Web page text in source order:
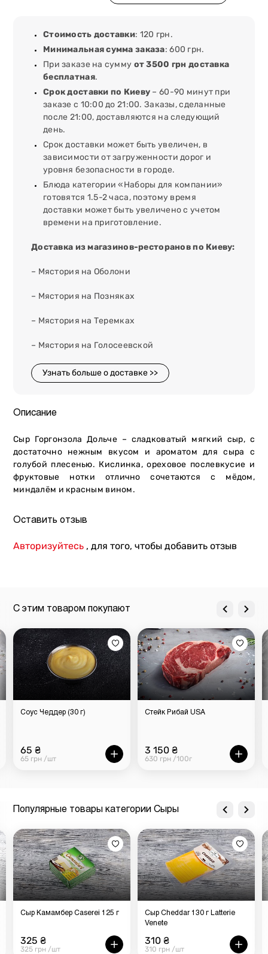
Стоимость доставки: 120 грн.
Минимальная сумма заказа: 600 грн.
При заказе на сумму от 3500 грн доставка
бесплатная.
Срок доставки по Киеву – 60-90 минут при
заказе с 10:00 до 21:00. Заказы, сделанные
после 21:00, доставляются на следующий
день.
Срок доставки может быть увеличен, в
зависимости от загруженности дорог и
уровня безопасности в городе.
Блюда категории «Наборы для компании»
готовятся 1.5-2 часа, поэтому время
доставки может быть увеличено с учетом
времени на приготовление.
Доставка из магазинов-ресторанов по Киеву:
– Мястория на Оболони
– Мястория на Позняках
– Мястория на Теремках
– Мястория на Голосеевской
Узнать больше о доставке >>
Описание
Сыр Горгонзола Дольче – сладковатый мягкий сыр, с
достаточно нежным вкусом и ароматом для сыра с
голубой плесенью. Кислинка, ореховое послевкусие и
фруктовые нотки отлично сочетаются с мёдом,
миндалём и красным вином.
Оставить отзыв
Авторизуйтесь , для того, чтобы добавить отзыв
С этим товаром покупают
Соус Чеддер (30 г)
65 ₴
65 грн /шт
Стейк Рибай USA
3 150 ₴
630 грн /100г
Популярные товары категории Сыры
Сыр Камамбер Caserei 125 г
325 ₴
325 грн /шт
Сыр Cheddar 130 г Latterie
Venete
310 ₴
310 грн /шт